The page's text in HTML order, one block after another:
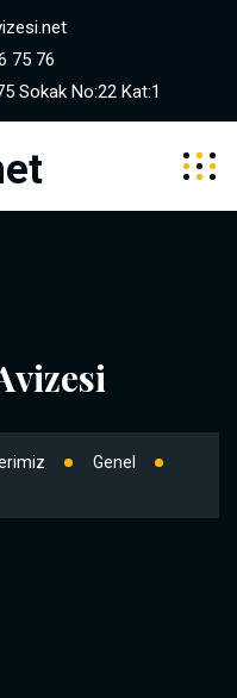
75 76
Sokak No:22 Kat:1
Genel